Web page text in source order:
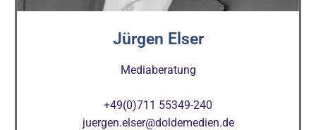
Jürgen Elser
Mediaberatung
+49(0)711 55349-240
juergen.elser@doldemedien.de